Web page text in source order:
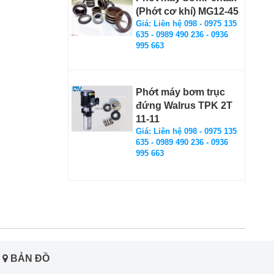
(Phớt cơ khí) MG12-45
Giá: Liên hệ 098 - 0975 135
635 - 0989 490 236 - 0936
995 663
Phớt máy bơm trục
đứng Walrus TPK 2T
11-11
Giá: Liên hệ 098 - 0975 135
635 - 0989 490 236 - 0936
995 663
BẢN ĐỒ